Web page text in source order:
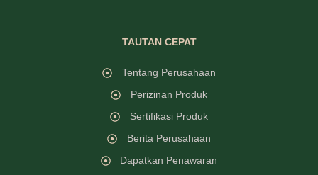
TAUTAN CEPAT
Tentang Perusahaan
Perizinan Produk
Sertifikasi Produk
Berita Perusahaan
Dapatkan Penawaran